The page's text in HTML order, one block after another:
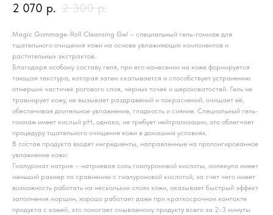
2 070 р. 2 300 р.
Magic Gommage-Roll Cleansing Gel – cпециальный гель-гоммаж для
тщательного очищения кожи на основе увлажняющих компонентов и
растительных экстрактов.
Благодаря особому составу геля, при его нанесении на коже формируется
тающая текстура, которая затем скатывается и способствует устранению
отмерших частичек рогового слоя, черных точек и шероховатостей. Гель не
травмирует кожу, не вызывает раздражений и покраснений, очищает её,
обеспечивая длительное увлажнение, гладкость и сияние. Специальный гель-
гоммаж имеет кислый рН, однако, не требует нейтрализации, это облегчает
процедуру тщательного очищения кожи в домашних условиях.
В состав продукта входят ингредиенты, направленные на пролонгированное
увлажнение кожи:
Гиалуронат натрия – натриевая соль гиалуроновой кислоты, молекула имеет
меньший размер по сравнению с гиалуроновой кислотой, за счет чего имеет
возможность работать на нескольких слоях кожи, оказывает быстрый эффект
заполнения морщин, хорошо работает даже при краткосрочном контакте
продукта с кожей, это помогает смываемому продукту всего за 2-3 минуты